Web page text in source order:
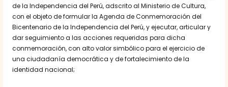
de la Independencia del Perú, adscrito al Ministerio de Cultura,
con el objeto de formular la Agenda de Conmemoración del
Bicentenario de la Independencia del Perú, y ejecutar, articular y
dar seguimiento a las acciones requeridas para dicha
conmemoración, con alto valor simbólico para el ejercicio de
una ciudadanía democrática y de fortalecimiento de la
identidad nacional;